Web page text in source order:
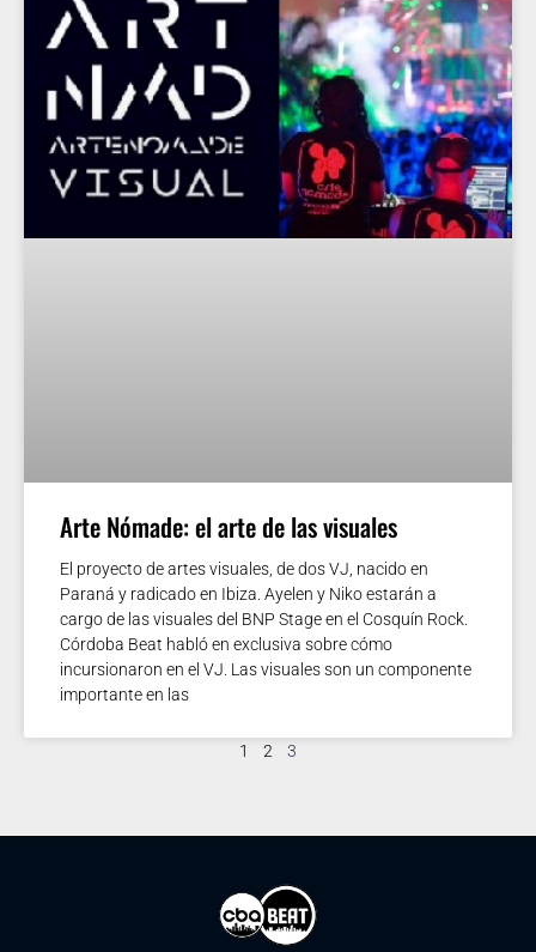
Arte Nómade: el arte de las visuales
El proyecto de artes visuales, de dos VJ, nacido en
Paraná y radicado en Ibiza. Ayelen y Niko estarán a
cargo de las visuales del BNP Stage en el Cosquín Rock.
Córdoba Beat habló en exclusiva sobre cómo
incursionaron en el VJ. Las visuales son un componente
importante en las
1 2 3